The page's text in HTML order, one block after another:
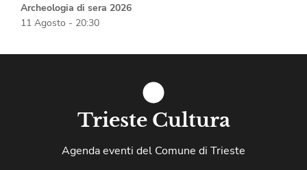
Archeologia di sera 2026
11 Agosto - 20:30
Trieste Cultura
Agenda eventi del Comune di Trieste